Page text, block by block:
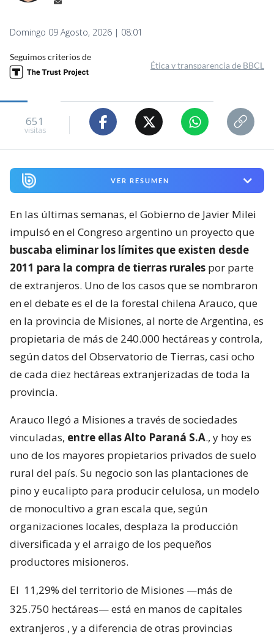
Domingo 09 Agosto, 2026 | 08:01
Seguimos criterios de
Ética y transparencia de BBCL
651
visitas
VER RESUMEN
En las últimas semanas, el Gobierno de Javier Milei
impulsó en el Congreso argentino un proyecto que
buscaba eliminar los límites que existen desde
2011 para la compra de tierras rurales por parte
de extranjeros. Uno de los casos que se nombraron
en el debate es el de la forestal chilena Arauco, que
en la provincia de Misiones, al norte de Argentina, es
propietaria de más de 240.000 hectáreas y controla,
según datos del Observatorio de Tierras, casi ocho
de cada diez hectáreas extranjerizadas de toda la
provincia.
Arauco llegó a Misiones a través de sociedades
vinculadas, entre ellas Alto Paraná S.A., y hoy es
uno de los mayores propietarios privados de suelo
rural del país. Su negocio son las plantaciones de
pino y eucalipto para producir celulosa, un modelo
de monocultivo a gran escala que, según
organizaciones locales, desplaza la producción
diversificada y el arraigo de los pequeños
productores misioneros.
El 11,29% del territorio de Misiones —más de
325.750 hectáreas— está en manos de capitales
extranjeros , y a diferencia de otras provincias